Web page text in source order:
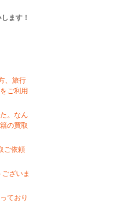
ます！
、旅行
ご利用
。なん
の買取
ご依頼
ざいま
ており